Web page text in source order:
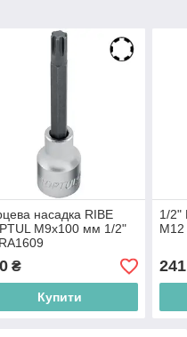
насадка RIBE
M9x100 мм 1/2"
₴
Купити
1/2"
М12